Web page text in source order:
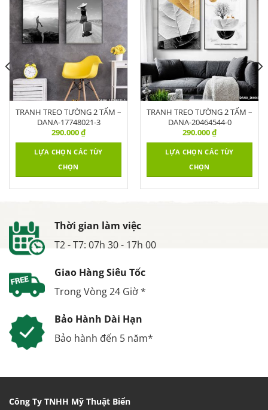
TRANH TREO TƯỜNG 2 TẤM –
DANA-17748021-3
290.000₫
LỰA CHỌN CÁC TÙY
CHỌN
TRANH TREO TƯỜNG 2 TẤM –
DANA-20464544-0
290.000₫
LỰA CHỌN CÁC TÙY
CHỌN
Thời gian làm việc
T2 - T7: 07h 30 - 17h 00
Giao Hàng Siêu Tốc
Trong Vòng 24 Giờ *
Bảo Hành Dài Hạn
Bảo hành đến 5 năm*
Công Ty TNHH Mỹ Thuật Biển